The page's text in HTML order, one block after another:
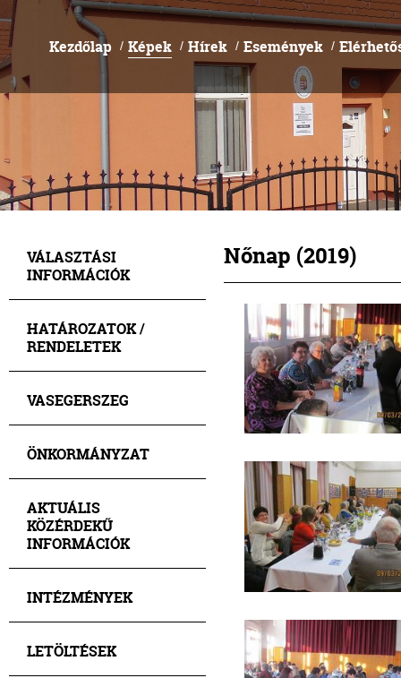
Kezdőlap / Képek / Hírek / Események /
VÁLASZTÁSI
INFORMÁCIÓK
HATÁROZATOK /
RENDELETEK
VASEGERSZEG
ÖNKORMÁNYZAT
AKTUÁLIS
KÖZÉRDEKŰ
INFORMÁCIÓK
INTÉZMÉNYEK
LETÖLTÉSEK
Nőnap (2019)